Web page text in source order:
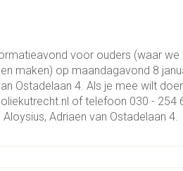
voor ouders (waar
maken) op maandagavond 8
Ostadelaan 4. Als je mee wilt
of telefoon 030 - 254
Adriaen van Ostadelaan 4.